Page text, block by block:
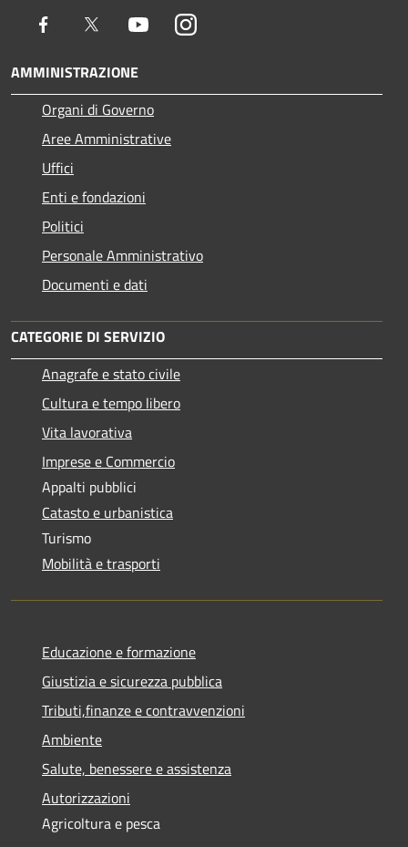
Facebook Twitter YoutubeInstagram
AMMINISTRAZIONE
Organi di Governo
Aree Amministrative
Uffici
Enti e fondazioni
Politici
Personale Amministrativo
Documenti e dati
CATEGORIE DI SERVIZIO
Anagrafe e stato civile
Cultura e tempo libero
Vita lavorativa
Imprese e Commercio
Appalti pubblici
Catasto e urbanistica
Turismo
Mobilità e trasporti
Educazione e formazione
Giustizia e sicurezza pubblica
Tributi,finanze e contravvenzioni
Ambiente
Salute, benessere e assistenza
Autorizzazioni
Agricoltura e pesca